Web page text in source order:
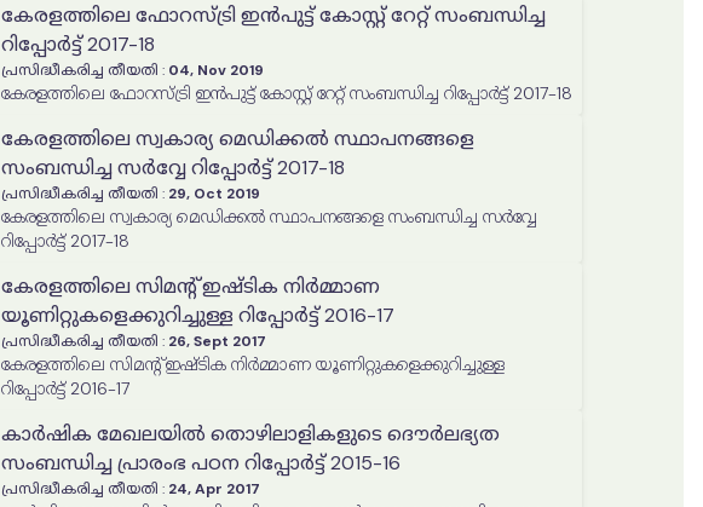
കേരളത്തിലെ ഫോറസ്ട്രി ഇൻപുട്ട് കോസ്റ്റ് റേറ്റ് സംബന്ധിച്ച
റിപ്പോർട്ട് 2017-18
പ്രസിദ്ധീകരിച്ച തീയതി : 04, Nov 2019
കേരളത്തിലെ ഫോറസ്ട്രി ഇൻപുട്ട് കോസ്റ്റ് റേറ്റ് സംബന്ധിച്ച റിപ്പോർട്ട് 2017-18
കേരളത്തിലെ സ്വകാര്യ മെഡിക്കൽ സ്ഥാപനങ്ങളെ
സംബന്ധിച്ച സര്‍വ്വേ റിപ്പോർട്ട് 2017-18
പ്രസിദ്ധീകരിച്ച തീയതി : 29, Oct 2019
കേരളത്തിലെ സ്വകാര്യ മെഡിക്കൽ സ്ഥാപനങ്ങളെ സംബന്ധിച്ച സര്‍വ്വേ
റിപ്പോർട്ട് 2017-18
കേരളത്തിലെ സിമന്‍റ് ഇഷ്ടിക നിർമ്മാണ
യൂണിറ്റുകളെക്കുറിച്ചുള്ള റിപ്പോർട്ട് 2016-17
പ്രസിദ്ധീകരിച്ച തീയതി : 26, Sept 2017
കേരളത്തിലെ സിമന്‍റ് ഇഷ്ടിക നിർമ്മാണ യൂണിറ്റുകളെക്കുറിച്ചുള്ള
റിപ്പോർട്ട് 2016-17
കാർഷിക മേഖലയിൽ തൊഴിലാളികളുടെ ദൌര്‍ലഭ്യത
സംബന്ധിച്ച പ്രാരംഭ പഠന റിപ്പോർട്ട് 2015-16
പ്രസിദ്ധീകരിച്ച തീയതി : 24, Apr 2017